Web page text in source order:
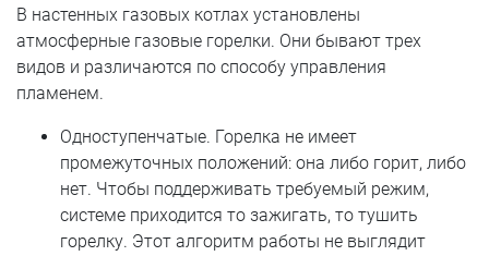
В настенных газовых котлах установлены
атмосферные газовые горелки. Они бывают трех
видов и различаются по способу управления
пламенем.
Одноступенчатые. Горелка не имеет
промежуточных положений: она либо горит, либо
нет. Чтобы поддерживать требуемый режим,
системе приходится то зажигать, то тушить
горелку. Этот алгоритм работы не выглядит